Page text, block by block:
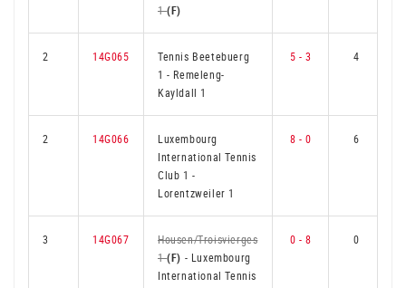
1(F)
2 14G065
Tennis Beetebuerg
1- Remeleng-
Kayldall 1
5 - 3 4
2 14G066
Luxembourg
International Tennis
Club 1-
Lorentzweiler 1
8 - 0 6
3 14G067
Housen/Troisvierges
1(F) - Luxembourg
International Tennis
0 - 8 0